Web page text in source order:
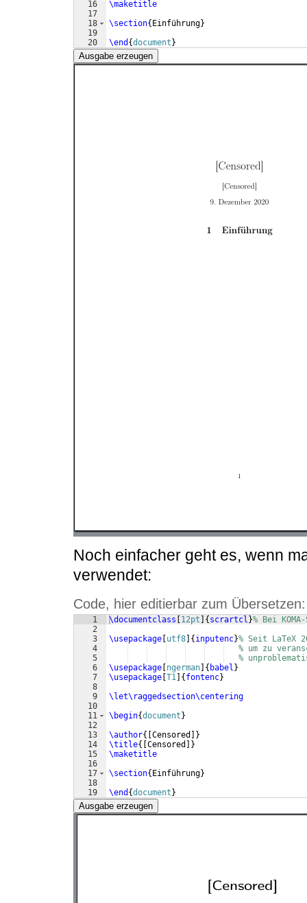
16
17
18
19
20
\maketitle
\section{ Einführung}
\end {document }
Ausgabe erzeugen
Noch einfacher geht es, wenn
verwendet:
Code, hier editierbar zum Übersetzen:
1
2
3
4
5
6
7
8
9
10
11
12
13
14
15
16
17
18
19
\documentclass 12pt { scrartcl }% Bei
\usepackage utf8 { inputenc}% Seit LaTeX
% um zu
%
\usepackage ngerman { babel }
\usepackage T1 { fontenc}
\let\raggedsection\centering
\begin{document }
\author{[ Censored
]}
\title{[ Censored
]}
\maketitle
\section{ Einführung}
\end {document }
Ausgabe erzeugen